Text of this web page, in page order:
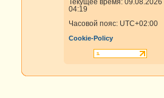
Текущее время: 09.08.2026
04:19
Часовой пояс: UTC+02:00
Cookie-Policy